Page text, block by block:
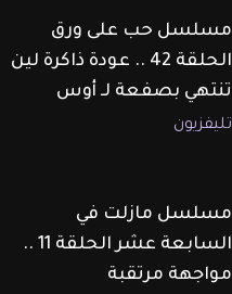
مسلسل حب على ورق
الحلقة 42 .. عودة ذاكرة لين
تنتهي بصفعة لـ أوس
تليفزيون
مسلسل مازلت في
السابعة عشر الحلقة 11 ..
مواجهة مرتقبة